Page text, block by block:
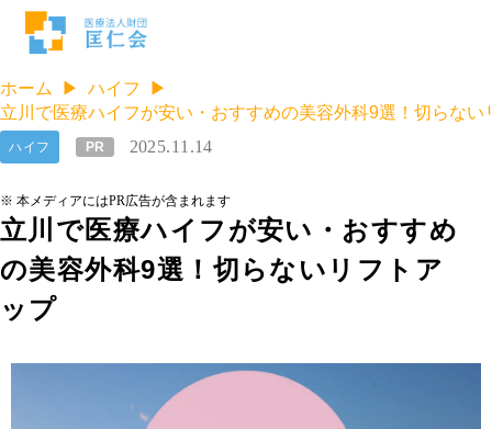
ホーム
ハイフ
立川で医療ハイフが安い・おすすめの美容外科9選！切らない
立川で医療ハイフが安い・おすすめ
の美容外科9選！切らないリフトア
ップ
2025.11.14
ハイフ PR
※ 本メディアにはPR広告が含まれます